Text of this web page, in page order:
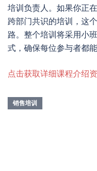
培训负责人。如果你正
跨部门共识的培训，这
路。整个培训将采用小
式，确保每位参与者都
点击获取详细课程介绍
销售培训